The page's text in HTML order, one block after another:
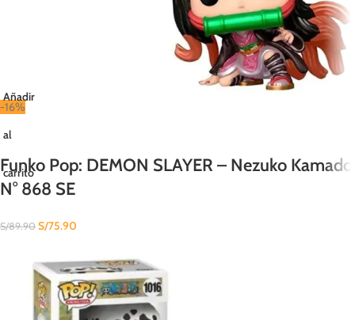
-16%
Añadir
al
carrito
Funko Pop: DEMON SLAYER – Nezuko Kamado
N° 868 SE
S/89.90 S/75.90